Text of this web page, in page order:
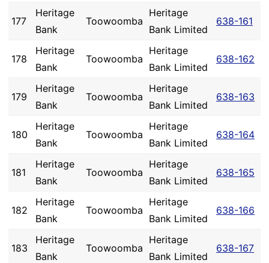
177
Heritage
Bank
Toowoomba
Heritage
Bank Limited
638-161
178
Heritage
Bank
Toowoomba
Heritage
Bank Limited
638-162
179
Heritage
Bank
Toowoomba
Heritage
Bank Limited
638-163
180
Heritage
Bank
Toowoomba
Heritage
Bank Limited
638-164
181
Heritage
Bank
Toowoomba
Heritage
Bank Limited
638-165
182
Heritage
Bank
Toowoomba
Heritage
Bank Limited
638-166
183
Heritage
Bank
Toowoomba
Heritage
Bank Limited
638-167